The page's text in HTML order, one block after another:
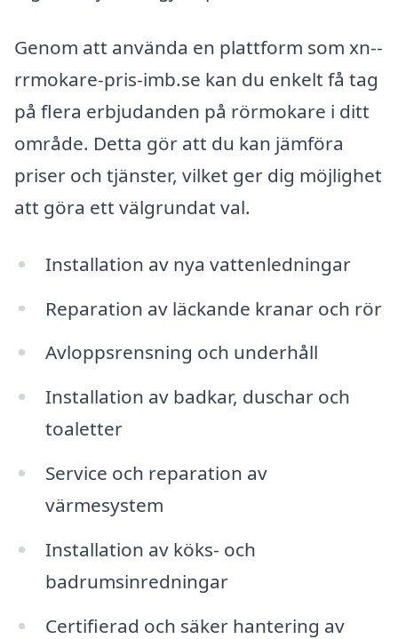
Genom att använda en plattform som xn--
rrmokare-pris-imb.se kan du enkelt få tag
på flera erbjudanden på rörmokare i ditt
område. Detta gör att du kan jämföra
priser och tjänster, vilket ger dig möjlighet
att göra ett välgrundat val.
Installation av nya vattenledningar
Reparation av läckande kranar och rör
Avloppsrensning och underhåll
Installation av badkar, duschar och
toaletter
Service och reparation av
värmesystem
Installation av köks- och
badrumsinredningar
Certifierad och säker hantering av